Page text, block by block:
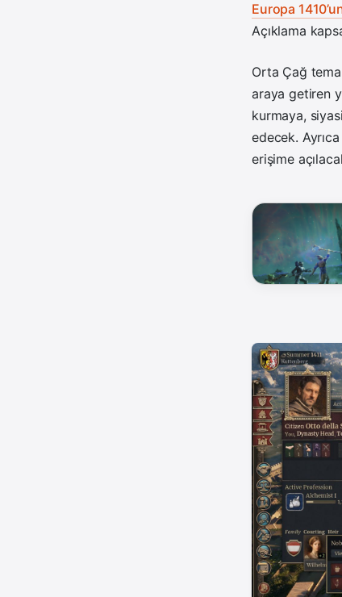
Europa
Açıklama
Orta Çağ
araya getiren
kurmaya,
edecek.
erişime